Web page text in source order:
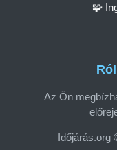
Az Ön
Időjárás.org
🧩